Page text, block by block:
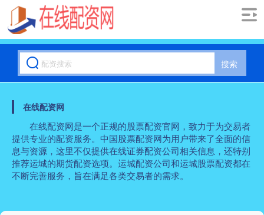
搜索
在线配资网
在线配资网是一个正规的股票配资官网，致力于为交易者
提供专业的配资服务。中国股票配资网为用户带来了全面的信
息与资源，这里不仅提供在线证券配资公司相关信息，还特别
推荐运城的期货配资选项。运城配资公司和运城股票配资都在
不断完善服务，旨在满足各类交易者的需求。